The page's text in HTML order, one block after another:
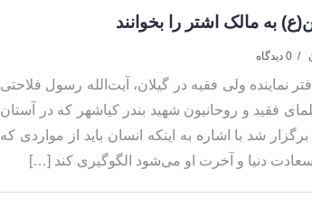
به مالک اشتر را بخوانند
0 دیدگاه
نماینده ولی فقیه در گیلان، آیت‌الله رسول فلاحتی
فقید و روحانیون شهید بندر کیاشهر که در آستان
شد با اشاره به اینکه انسان باید از مواردی که
دنیا و آخرت او می‌شود الگوگیری کند […]